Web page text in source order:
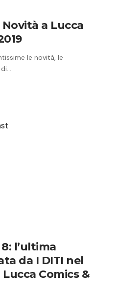
a Lucca
le novità, le
l’ultima
da I DITI nel
Comics &